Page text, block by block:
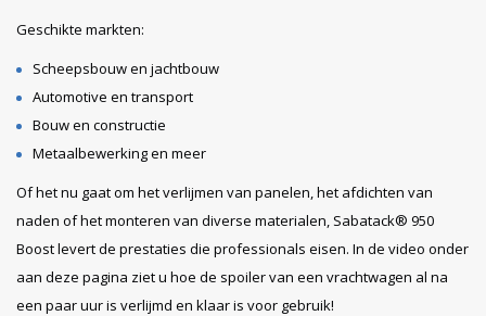
Geschikte markten:
Scheepsbouw en jachtbouw
Automotive en transport
Bouw en constructie
Metaalbewerking en meer
Of het nu gaat om het verlijmen van panelen, het afdichten van
naden of het monteren van diverse materialen, Sabatack® 950
Boost levert de prestaties die professionals eisen. In de video onder
aan deze pagina ziet u hoe de spoiler van een vrachtwagen al na
een paar uur is verlijmd en klaar is voor gebruik!